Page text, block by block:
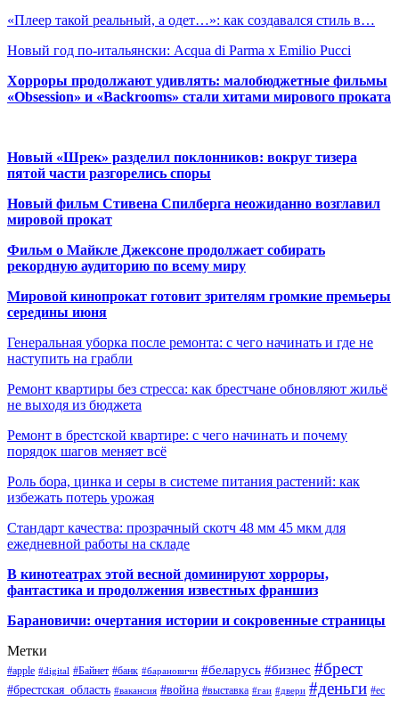
«Плеер такой реальный, а одет…»: как создавался стиль в…
Новый год по-итальянски: Acqua di Parma x Emilio Pucci
Хорроры продолжают удивлять: малобюджетные фильмы
«Obsession» и «Backrooms» стали хитами мирового проката
Новый «Шрек» разделил поклонников: вокруг тизера
пятой части разгорелись споры
Новый фильм Стивена Спилберга неожиданно возглавил
мировой прокат
Фильм о Майкле Джексоне продолжает собирать
рекордную аудиторию по всему миру
Мировой кинопрокат готовит зрителям громкие премьеры
середины июня
Генеральная уборка после ремонта: с чего начинать и где не
наступить на грабли
Ремонт квартиры без стресса: как брестчане обновляют жильё
не выходя из бюджета
Ремонт в брестской квартире: с чего начинать и почему
порядок шагов меняет всё
Роль бора, цинка и серы в системе питания растений: как
избежать потерь урожая
Стандарт качества: прозрачный скотч 48 мм 45 мкм для
ежедневной работы на складе
В кинотеатрах этой весной доминируют хорроры,
фантастика и продолжения известных франшиз
Барановичи: очертания истории и сокровенные страницы
Метки
#apple #digital #Байнет #банк #барановичи #беларусь #бизнес #брест
#брестская_область #вакансия #война #выставка #гаи #двери #деньги #ес